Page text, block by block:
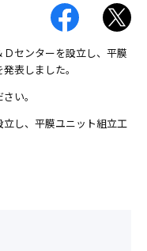
センターを設立し、平膜
表しました。
い。
し、平膜ユニット組立工